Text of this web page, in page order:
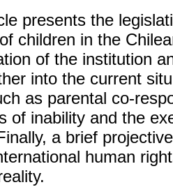
presents the
children in the
of the institution
into the current
as parental co-
of inability and the
a brief
human